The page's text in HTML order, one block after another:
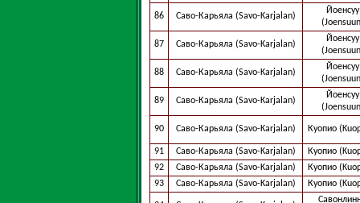
86 Саво-Карьяла (Savo-Karjalan)
Йоенсуу
87 Саво-Карьяла (Savo-Karjalan)
Йоенсуу
88 Саво-Карьяла (Savo-Karjalan)
Йоенсуу
89 Саво-Карьяла (Savo-Karjalan)
Йоенсуу
90 Саво-Карьяла (Savo-Karjalan) Куопио
91 Саво-Карьяла (Savo-Karjalan)
Куопио
92
Саво-Карьяла (Savo-Karjalan)
Куопио
93
Саво-Карьяла (Savo-Karjalan) Куопио